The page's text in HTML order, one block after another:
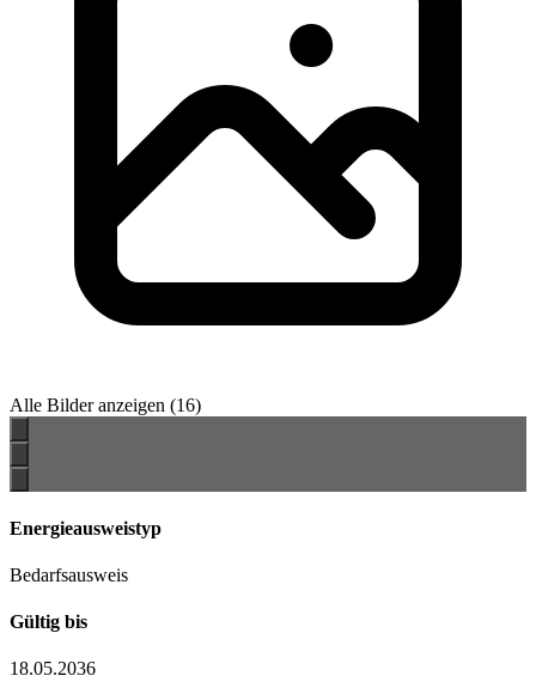
Alle Bilder anzeigen (16)
Energieausweistyp
Bedarfsausweis
Gültig bis
18.05.2036